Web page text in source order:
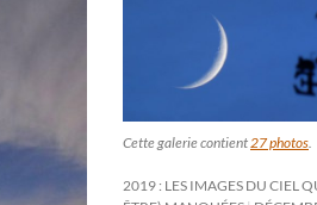
Cette galerie contient27 photos.
2019 : LES IMAGES DU CIEL